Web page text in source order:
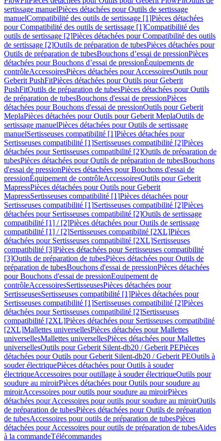
sertissage manuelPièces détachées pour Outils de sertissage
manuelCompatibilité des outils de sertissage [1]Pièces détachées
pour Compatibilité des outils de sertissage [1]Compatibilité des
outils de sertissage [2]Pièces détachées pour Compatibilité des outils
de sertissage [2]Outils de préparation de tubesPièces détachées pour
Outils de préparation de tubesBouchons d’essai de pressionPièces
détachées pour Bouchons d’essai de pressionÉquipements de
contrôleAccessoiresPièces détachées pour AccessoiresOutils pour
Geberit PushFitPièces détachées pour Outils pour Geberit
PushFitOutils de préparation de tubesPièces détachées pour Outils
de préparation de tubesBouchons d'essai de pressionPièces
détachées pour Bouchons d'essai de pressionOutils pour Geberit
MeplaPièces détachées pour Outils pour Geberit MeplaOutils de
sertissage manuelPièces détachées pour Outils de sertissage
manuelSertisseuses compatibilité [1]Pièces détachées pour
Sertisseuses compatibilité [1]Sertisseuses compatibilité [2]Pièces
détachées pour Sertisseuses compatibilité [2]Outils de préparation de
tubesPièces détachées pour Outils de préparation de tubesBouchons
d'essai de pressionPièces détachées pour Bouchons d'essai de
pressionÉquipement de contrôleAccessoiresOutils pour Geberit
MapressPièces détachées pour Outils pour Geberit
MapressSertisseuses compatibilité [1]Pièces détachées pour
Sertisseuses compatibilité [1]Sertisseuses compatibilité [2]Pièces
détachées pour Sertisseuses compatibilité [2]Outils de sertissage
compatibilité [1] / [2]Pièces détachées pour Outils de sertissage
compatibilité [1] / [2]Sertisseuses compatibilité [2XL]Pièces
détachées pour Sertisseuses compatibilité [2XL]Sertisseuses
compatibilité [3]Pièces détachées pour Sertisseuses compatibilité
[3]Outils de préparation de tubesPièces détachées pour Outils de
préparation de tubesBouchons d'essai de pressionPièces détachées
pour Bouchons d'essai de pressionEquipement de
contrôleAccessoiresSertisseusesPièces détachées pour
SertisseusesSertisseuses compatibilité [1]Pièces détachées pour
Sertisseuses compatibilité [1]Sertisseuses compatibilité [2]Pièces
détachées pour Sertisseuses compatibilité [2]Sertisseuses
compatibilité [2XL]Pièces détachées pour Sertisseuses compatibilité
[2XL]Mallettes universellesPièces détachées pour Mallettes
universellesMallettes universellesPièces détachées pour Mallettes
universellesOutils pour Geberit Silent-db20 / Geberit PEPièces
détachées pour Outils pour Geberit Silent-db20 / Geberit PEOutils à
souder électriquePièces détachées pour Outils à souder
électriqueAccessoires pour outillage à souder électriqueOutils pour
soudure au miroirPièces détachées pour Outils pour soudure au
miroirAccessoires pour outils pour soudure au miroirPièces
détachées pour Accessoires pour outils pour soudure au miroirOutils
de préparation de tubesPièces détachées pour Outils de préparation
de tubesAccessoires pour outils de préparation de tubesPièces
détachées pour Accessoires pour outils de préparation de tubesAides
à la commandeTélécommandes